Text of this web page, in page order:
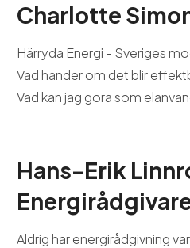
Charlotte
Härryda Energi - Sveriges
Vad händer om det blir
Vad kan jag göra som
Hans-Erik
Aldrig har energirådgivning